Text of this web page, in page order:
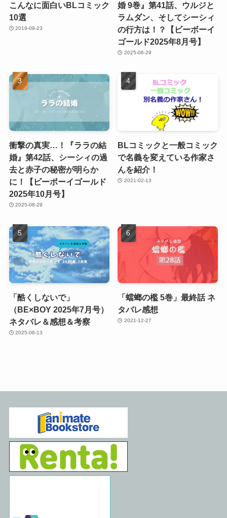
こんなに面白いBLコミック
10選
2019-09-23
婚 9巻』第41話、ウルジと
ラムダン、そしてシーシィ
の行方は！？【ビーボーイ
ゴールド2025年8月号】
2025-06-29
衝撃の真実…！『ララの結
婚』第42話、シーシィの過
去と赤子の秘密が明らか
に！【ビーボーイゴールド
2025年10月号】
2025-08-29
BLコミックと一般コミック
で名義を変えている作家さ
んを紹介！
2021-02-13
「酷くしないで」
（BE×BOY 2025年7月号）
ネタバレ＆感想＆考察
2025-06-13
「蟷螂の檻 5巻」最終話 ネ
タバレ感想
2021-12-27